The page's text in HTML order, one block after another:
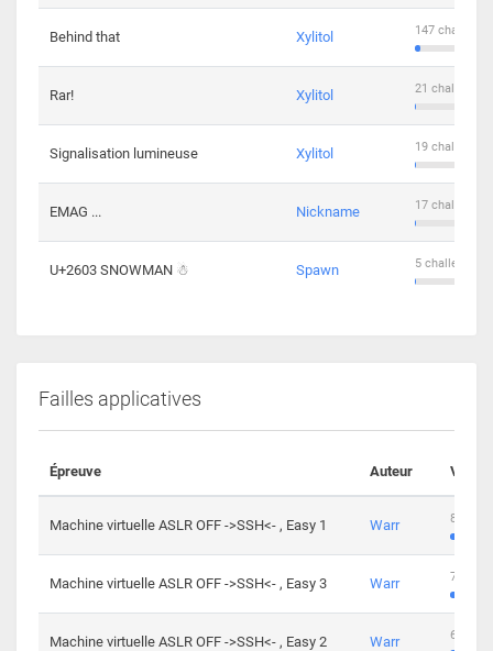
Behind that Xylitol 147
Rar! Xylitol 21
Signalisation lumineuse Xylitol 19
EMAG ... Nickname 17
U+2603 SNOWMAN ☃ Spawn 5 challengers
Failles applicatives
Épreuve Auteur
Machine virtuelle ASLR OFF ->SSH<- , Easy 1 Warr 801
Machine virtuelle ASLR OFF ->SSH<- , Easy 3 Warr 746
Machine virtuelle ASLR OFF ->SSH<- , Easy 2 Warr 681